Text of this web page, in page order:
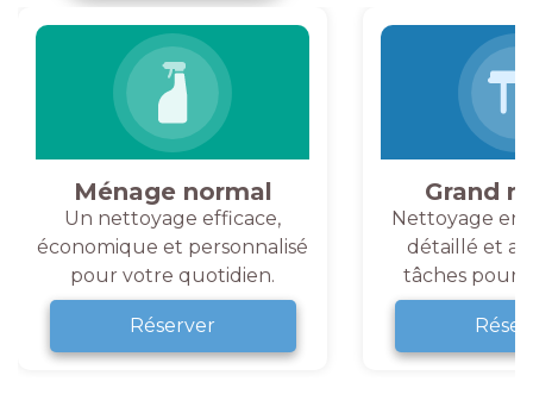
Ménage normal
Un nettoyage efficace,
économique et personnalisé
pour votre quotidien.
Réserver
Grand
Nettoyage en
détaillé et
tâches pour